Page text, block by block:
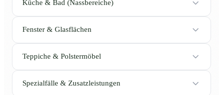
Küche & Bad (Nassbereiche)
Fenster & Glasflächen
Teppiche & Polstermöbel
Spezialfälle & Zusatzleistungen